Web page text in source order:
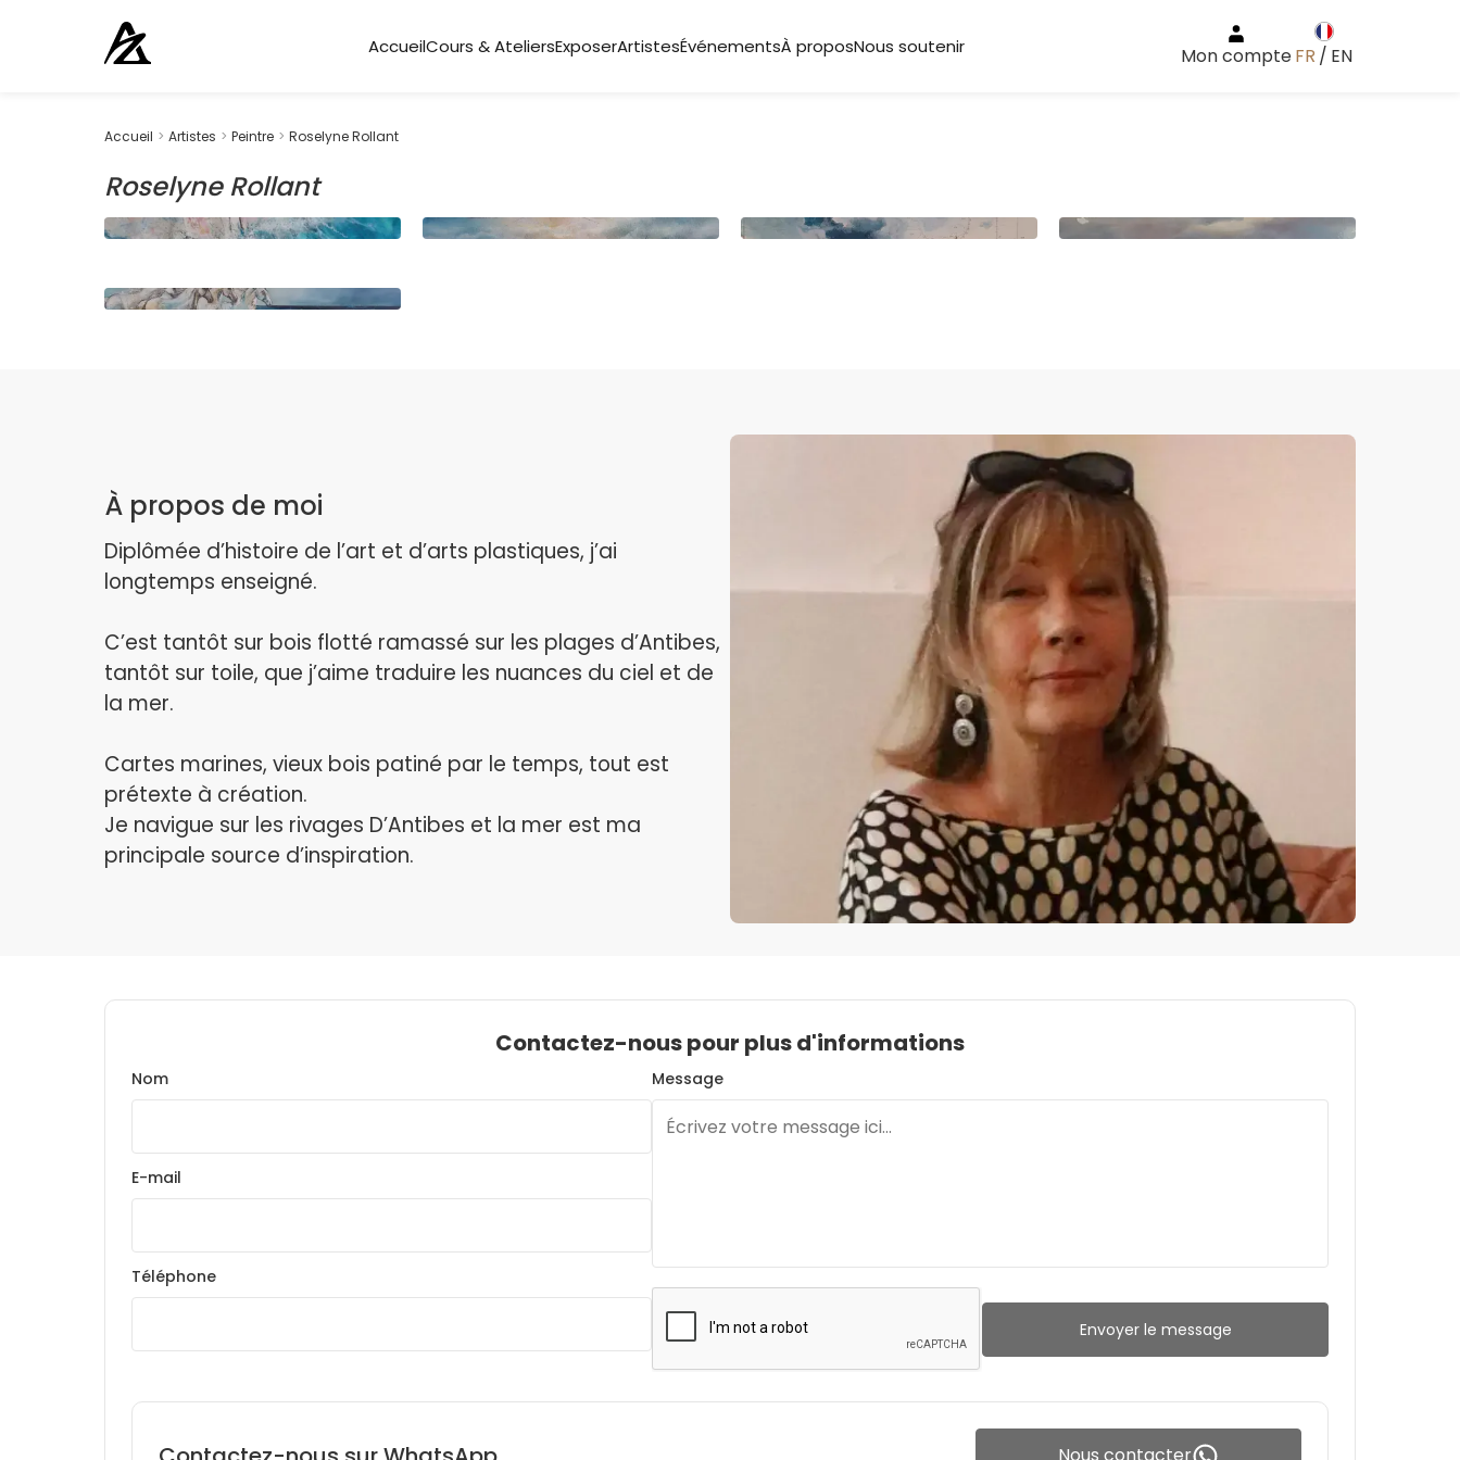
AccueilCours & AteliersExposerArtistesÉvénementsÀ proposNous soutenir Mon compteFR / EN
Accueil > Artistes > Peintre > Roselyne Rollant
Roselyne Rollant
À propos de moi
Diplômée d’histoire de l’art et d’arts plastiques, j’ai
longtemps enseigné.
C’est tantôt sur bois flotté ramassé sur les plages d’Antibes,
tantôt sur toile, que j’aime traduire les nuances du ciel et de
la mer.
Cartes marines, vieux bois patiné par le temps, tout est
prétexte à création.
Je navigue sur les rivages D’Antibes et la mer est ma
principale source d’inspiration.
Contactez-nous pour plus d'informations
Nom
E-mail
Téléphone
Message
Envoyer le message